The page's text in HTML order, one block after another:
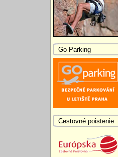
Go Parking
Cestovné poistenie